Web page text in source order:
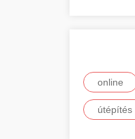
online
útépítés